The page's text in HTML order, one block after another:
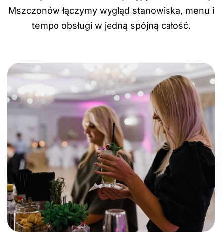
Mszczonów łączymy wygląd stanowiska, menu i
tempo obsługi w jedną spójną całość.